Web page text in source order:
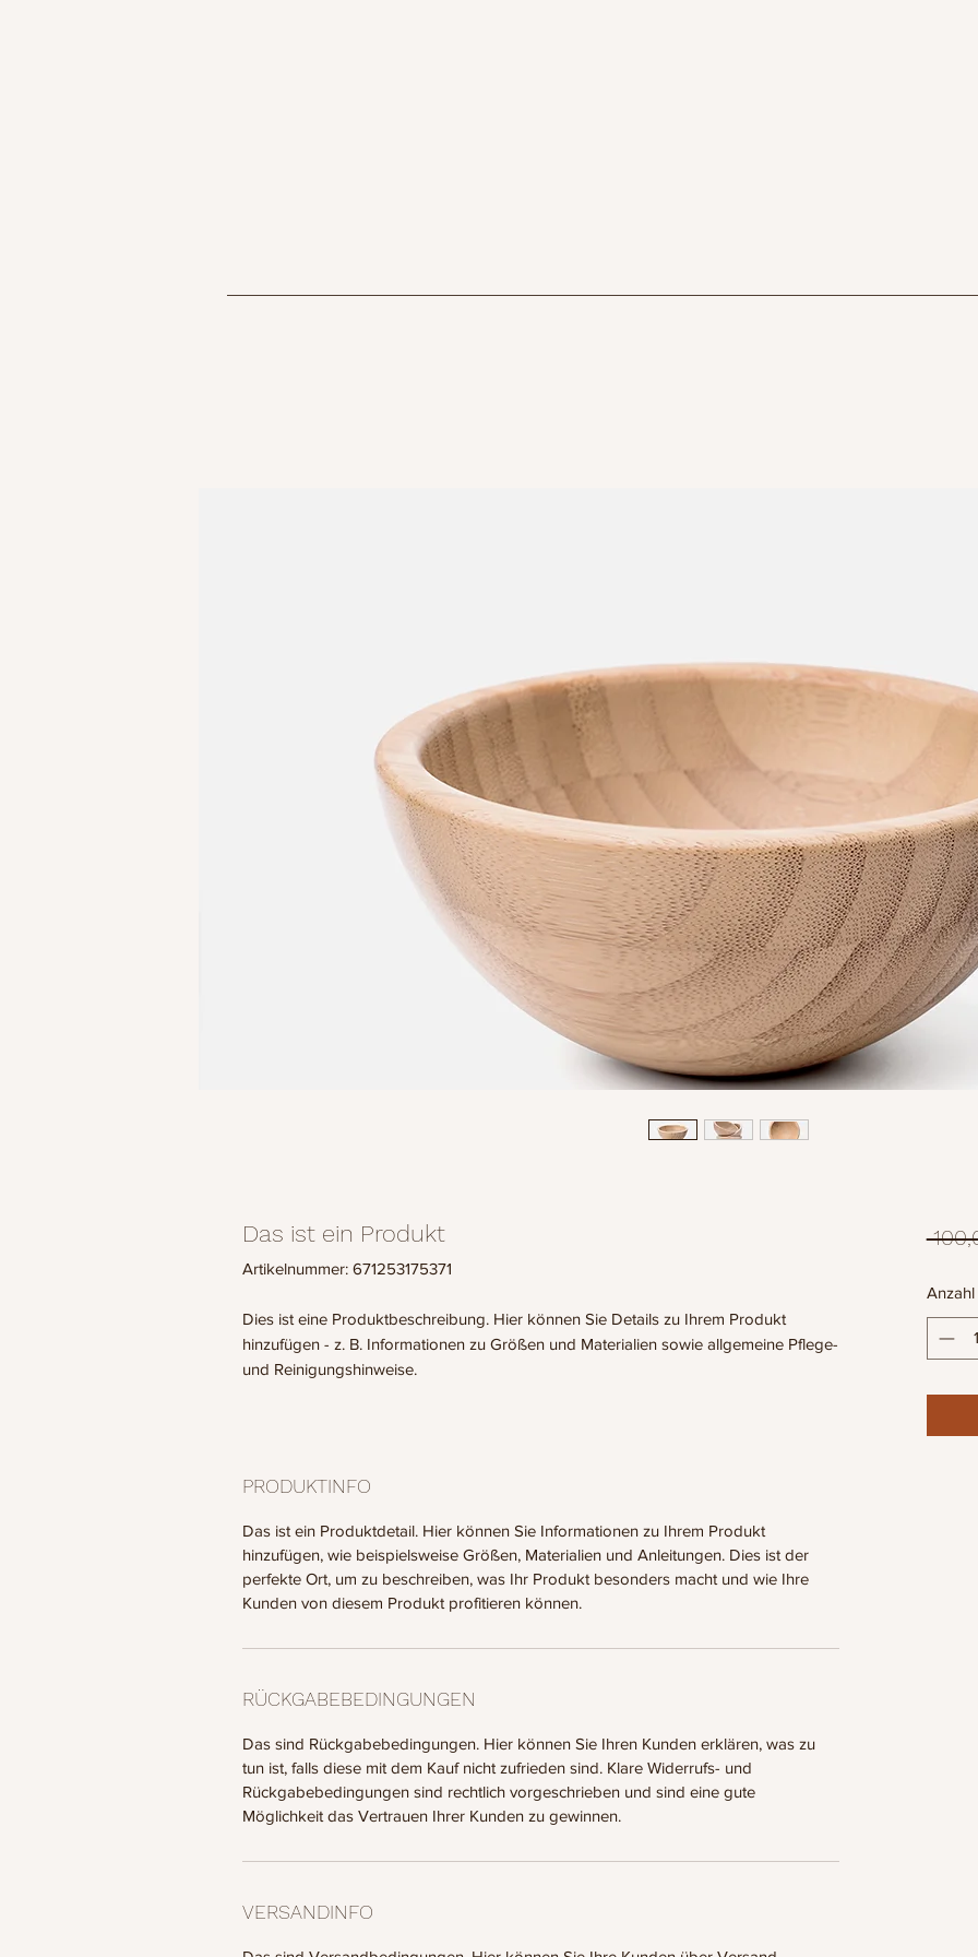
Das ist ein Produkt
Artikelnummer: 671253175371
Dies ist eine Produktbeschreibung. Hier können Sie Details zu Ihrem Produkt
hinzufügen - z. B. Informationen zu Größen und Materialien sowie allgemeine Pflege-
und Reinigungshinweise.
PRODUKTINFO
Das ist ein Produktdetail. Hier können Sie Informationen zu Ihrem Produkt
hinzufügen, wie beispielsweise Größen, Materialien und Anleitungen. Dies ist der
perfekte Ort, um zu beschreiben, was Ihr Produkt besonders macht und wie Ihre
Kunden von diesem Produkt profitieren können.
RÜCKGABEBEDINGUNGEN
Das sind Rückgabebedingungen. Hier können Sie Ihren Kunden erklären, was zu
tun ist, falls diese mit dem Kauf nicht zufrieden sind. Klare Widerrufs- und
Rückgabebedingungen sind rechtlich vorgeschrieben und sind eine gute
Möglichkeit das Vertrauen Ihrer Kunden zu gewinnen.
VERSANDINFO
Anzahl